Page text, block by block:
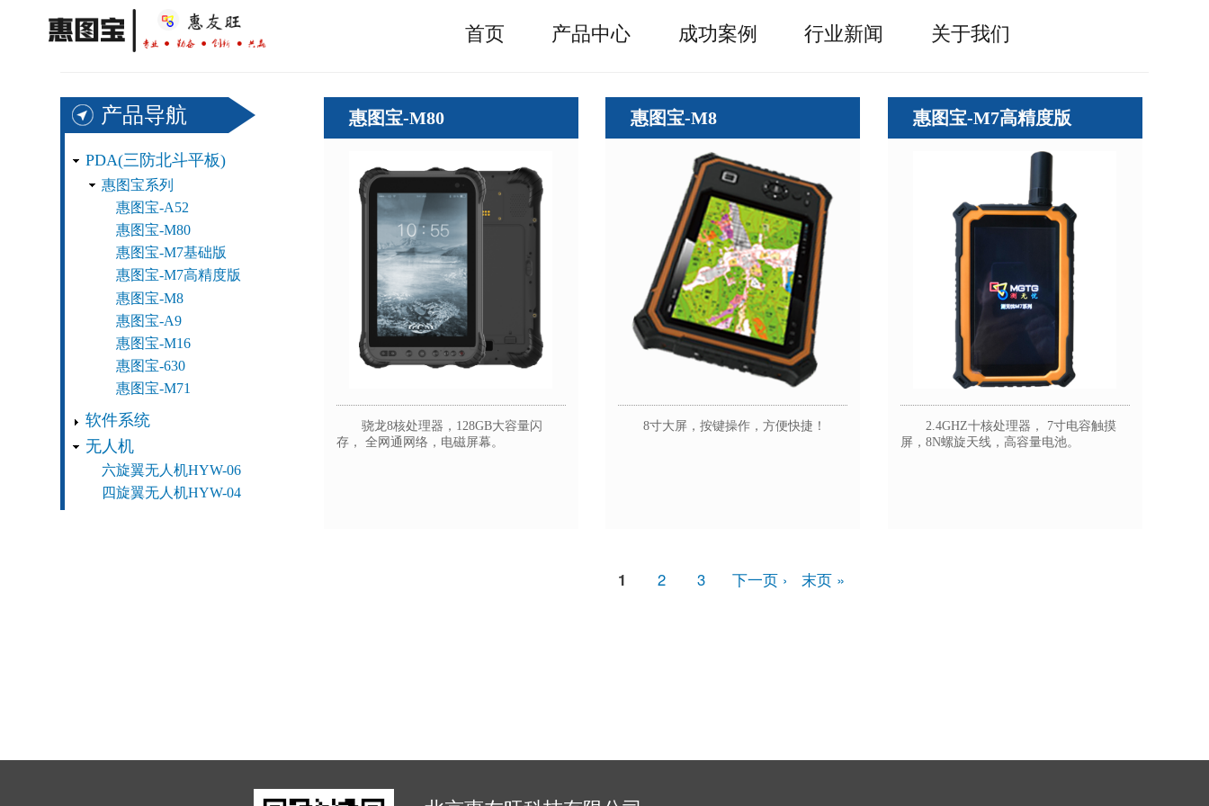
转
主
首页 产品中心 成功案例 行业新闻 关于我们
产品导航
PDA(三防北斗平板)
惠图宝系列
惠图宝-A52
惠图宝-M80
惠图宝-M7基础版
惠图宝-M7高精度版
惠图宝-M8
惠图宝-A9
惠图宝-M16
惠图宝-630
惠图宝-M71
软件系统
无人机
六旋翼无人机HYW-06
四旋翼无人机HYW-04
惠图宝-M80
骁龙8核处理器，128GB大容量闪
存， 全网通网络，电磁屏幕。
惠图宝-M8
8寸大屏，按键操作，方便快捷！
惠图宝-M7高精度版
2.4GHZ十核处理器， 7寸电容触摸
屏，8N螺旋天线，高容量电池。
当
1 Page
2 Page
3
下
下一页 ›
末
末页 »